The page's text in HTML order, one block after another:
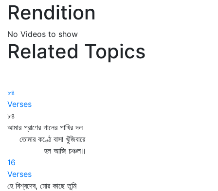
Rendition
No Videos to show
Related Topics
৮৪
Verses
৮৪
আমার প্রাণের গানের পাখির দল
তোমার কণ্ঠে বাসা খুঁজিবারে
হল আজি চঞ্চল॥
16
Verses
হে বিশ্বদেব, মোর কাছে তুমি